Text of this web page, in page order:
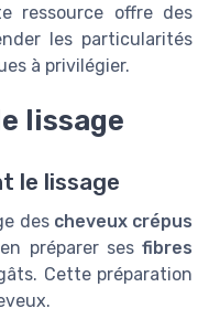
ressource offre des
les particularités
à privilégier.
lissage
le lissage
des cheveux crépus
préparer sesfibres
Cette préparation